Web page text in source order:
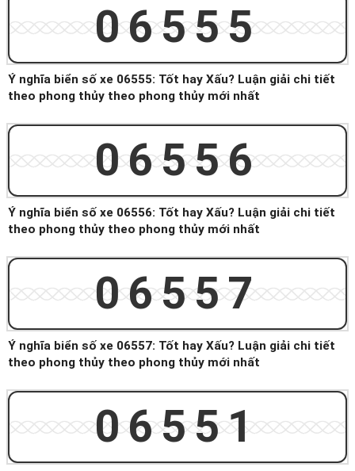
06555
Ý nghĩa biển số xe 06555: Tốt hay Xấu? Luận giải chi tiết
theo phong thủy theo phong thủy mới nhất
06556
Ý nghĩa biển số xe 06556: Tốt hay Xấu? Luận giải chi tiết
theo phong thủy theo phong thủy mới nhất
06557
Ý nghĩa biển số xe 06557: Tốt hay Xấu? Luận giải chi tiết
theo phong thủy theo phong thủy mới nhất
06551